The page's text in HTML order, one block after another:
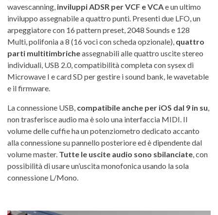
wavescanning, inviluppi ADSR per VCF e VCAe un ultimo
inviluppo assegnabile a quattro punti. Presenti due LFO, un
arpeggiatore con 16 pattern preset, 2048 Sounds e 128
Multi, polifonia a 8 (16 voci con scheda opzionale), quattro
parti multitimbricheassegnabili alle quattro uscite stereo
individuali, USB 2.0, compatibilità completa con sysex di
Microwave I e card SD per gestire i sound bank, le wavetable
e il firmware.
La connessione USB, compatibile anche per iOS dal 9 in su,
non trasferisce audio ma è solo una interfaccia MIDI. Il
volume delle cuffie ha un potenziometro dedicato accanto
alla connessione su pannello posteriore ed è dipendente dal
volume master. Tutte le uscite audio sono sbilanciate, con
possibilità di usare un’uscita monofonica usando la sola
connessione L/Mono.